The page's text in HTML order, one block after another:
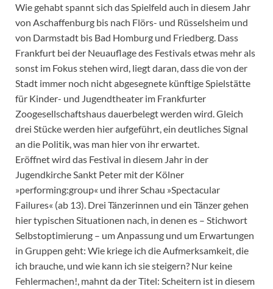
Wie gehabt spannt sich das Spielfeld auch in diesem Jahr
von Aschaffenburg bis nach Flörs- und Rüsselsheim und
von Darmstadt bis Bad Homburg und Friedberg. Dass
Frankfurt bei der Neuauflage des Festivals etwas mehr als
sonst im Fokus stehen wird, liegt daran, dass die von der
Stadt immer noch nicht abgesegnete künftige Spielstätte
für Kinder- und Jugendtheater im Frankfurter
Zoogesellschaftshaus dauerbelegt werden wird. Gleich
drei Stücke werden hier aufgeführt, ein deutliches Signal
an die Politik, was man hier von ihr erwartet.
Eröffnet wird das Festival in diesem Jahr in der
Jugendkirche Sankt Peter mit der Kölner
»performing:group« und ihrer Schau »Spectacular
Failures« (ab 13). Drei Tänzerinnen und ein Tänzer gehen
hier typischen Situationen nach, in denen es – Stichwort
Selbstoptimierung – um Anpassung und um Erwartungen
in Gruppen geht: Wie kriege ich die Aufmerksamkeit, die
ich brauche, und wie kann ich sie steigern? Nur keine
Fehlermachen!, mahnt da der Titel: Scheitern ist in diesem